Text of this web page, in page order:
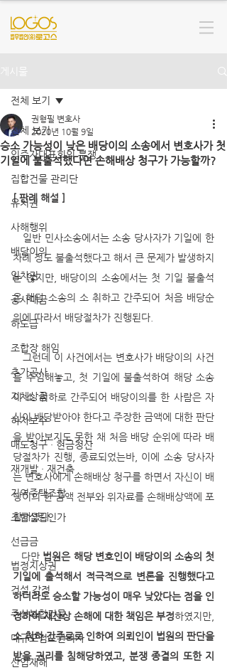
게시물
전체 보기
입주자대표회의 분쟁
집합건물 관리단
유치권
사해행위
배당이의
임차권
공사대금
하도급
조합장 해임
추가공사
지체상금
하자보수
매도청구 · 현금청산
재개발 · 재건축
지역주택조합
조합설립인가
선급금
법정지상권
건설 감정
주상복합건물
대규모점포관리자
산업재해
전체 보기
승소 가능성이 낮은 배당이의 소송에서 변호사가 첫
기일에 불출석했다면 손해배상 청구가 가능할까?
권형필 변호사
2020년 10월 9일
[ 판례 해설 ]
차례 정도 불출석했다고 해서 큰 문제가 발생하지
는 않지만, 배당이의 소송에서는 첫 기일 불출석
은 해당 소송의 소 취하고 간주되어 처음 배당순
위에 따라서 배당절차가 진행된다.
을 수임해놓고, 첫 기일에 불출석하여 해당 소송
이 소 취하로 간주되어 배당이의를 한 사람은 자
신이 배당받아야 한다고 주장한 금액에 대한 판단
을 받아보지도 못한 채 처음 배당 순위에 따라 배
당절차가 진행, 종료되었는바, 이에 소송 당사자
는 변호사에게 손해배상 청구를 하면서 자신이 배
당이의 한 금액 전부와 위자료를 손해배상액에 포
함하였다.
   다만
법원은 해당 변호인이 배당이의 소송의 첫
기일에 출석해서 적극적으로 변론을 진행했다고
하더라도 승소할 가능성이 매우 낮았다는 점을 인
정하여 재산상 손해에 대한 책임은 부정
소 취하 간주로로 인하여 의뢰인이 법원의 판단을
받을 권리를 침해당하였고, 분쟁 종결의 또한 지